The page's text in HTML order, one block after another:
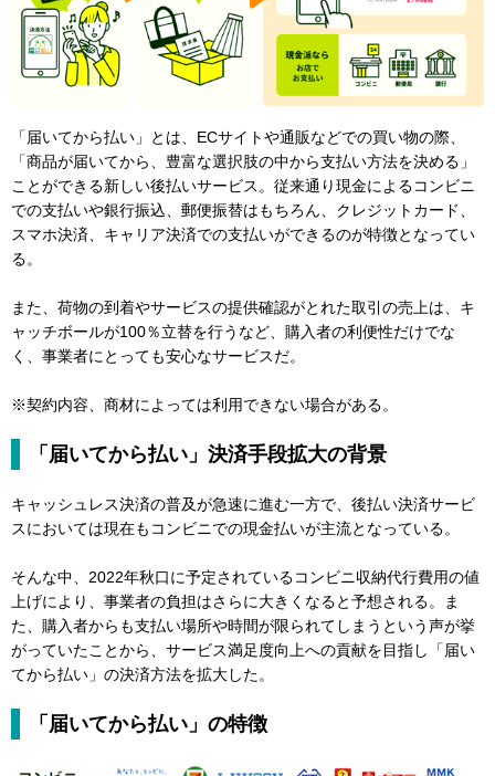
「届いてから払い」とは、ECサイトや通販などでの買い物の際、
「商品が届いてから、豊富な選択肢の中から支払い方法を決める」
ことができる新しい後払いサービス。従来通り現金によるコンビニ
での支払いや銀行振込、郵便振替はもちろん、クレジットカード、
スマホ決済、キャリア決済での支払いができるのが特徴となってい
る。
また、荷物の到着やサービスの提供確認がとれた取引の売上は、キ
ャッチボールが100％立替を行うなど、購入者の利便性だけでな
く、事業者にとっても安心なサービスだ。
※契約内容、商材によっては利用できない場合がある。
「届いてから払い」決済手段拡大の背景
キャッシュレス決済の普及が急速に進む一方で、後払い決済サービ
スにおいては現在もコンビニでの現金払いが主流となっている。
そんな中、2022年秋口に予定されているコンビニ収納代行費用の値
上げにより、事業者の負担はさらに大きくなると予想される。ま
た、購入者からも支払い場所や時間が限られてしまうという声が挙
がっていたことから、サービス満足度向上への貢献を目指し「届い
てから払い」の決済方法を拡大した。
「届いてから払い」の特徴